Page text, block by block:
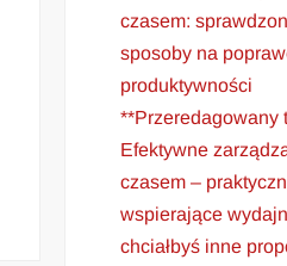
czasem:
sposoby na
produktywności
**Przeredagowany
Efektywne
czasem –
wspierające
chciałbyś inne